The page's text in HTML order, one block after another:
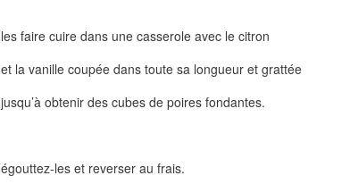
les faire cuire dans une casserole avec le citron
et la vanille coupée dans toute sa longueur et grattée
jusqu’à obtenir des cubes de poires fondantes.
égouttez-les et reverser au frais.